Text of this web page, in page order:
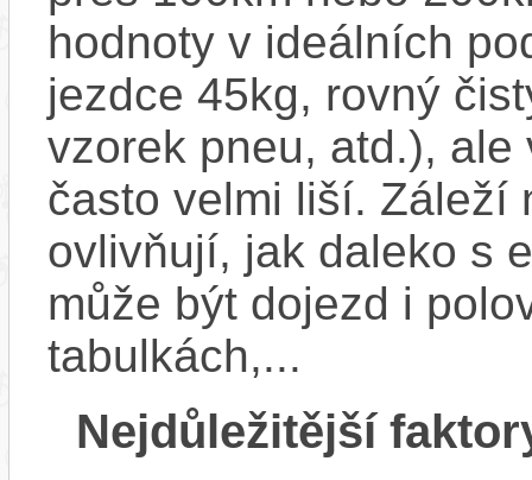
hodnoty v ideálních
jezdce 45kg, rovný
vzorek pneu, atd.),
často velmi liší. Záleží
ovlivňují, jak daleko s
může být dojezd i
tabulkách,...
Nejdůležitější